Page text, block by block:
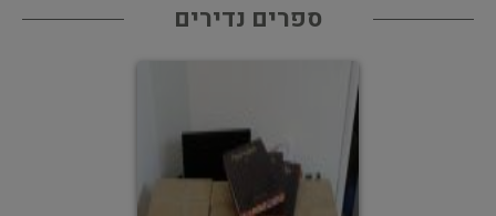
ספרים נדירים